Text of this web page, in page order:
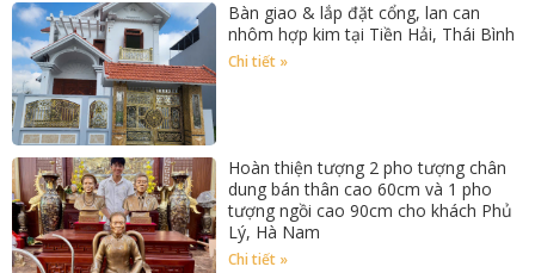
Bàn giao & lắp đặt cổng, lan can
nhôm hợp kim tại Tiền Hải, Thái Bình
Chi tiết »
Hoàn thiện tượng 2 pho tượng chân
dung bán thân cao 60cm và 1 pho
tượng ngồi cao 90cm cho khách Phủ
Lý, Hà Nam
Chi tiết »